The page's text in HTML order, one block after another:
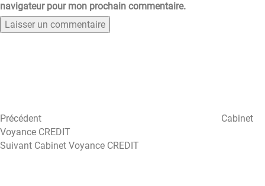
navigateur pour mon prochain commentaire.
Précédent
Cabinet
Voyance CREDIT
Article
Suivant Cabinet Voyance CREDIT